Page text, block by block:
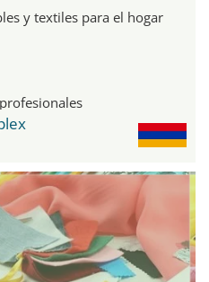
y textiles para el hogar